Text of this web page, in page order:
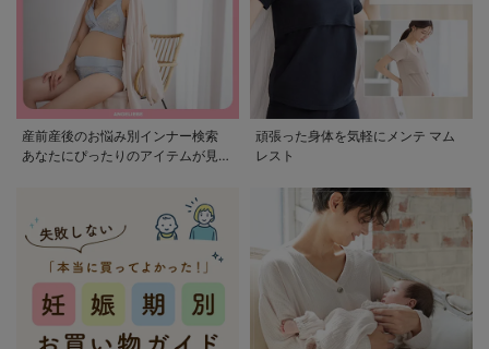
産前産後のお悩み別インナー検索
あなたにぴったりのアイテムが見つ
頑張った身体を気軽にメンテ マム
レスト